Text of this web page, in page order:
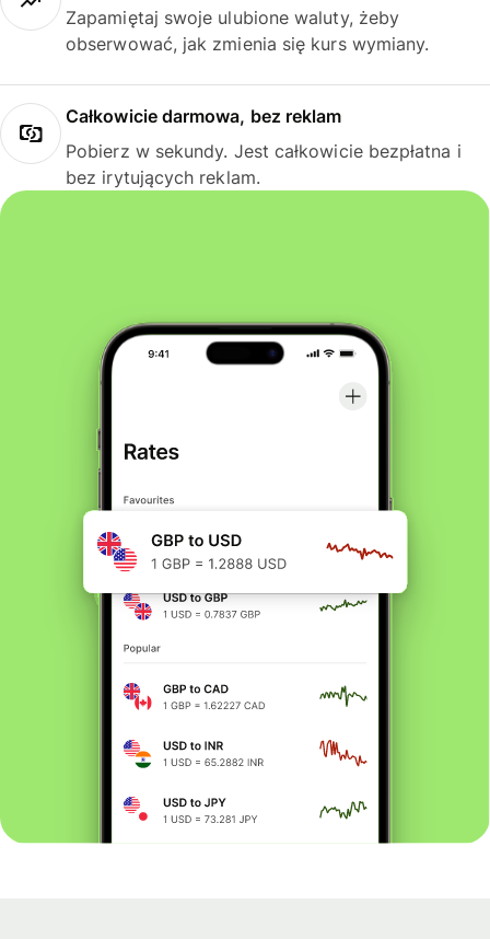
Zapamiętaj swoje ulubione waluty, żeby
obserwować, jak zmienia się kurs wymiany.
Całkowicie darmowa, bez reklam
Pobierz w sekundy. Jest całkowicie bezpłatna i
bez irytujących reklam.